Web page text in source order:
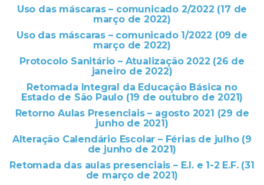
Uso das máscaras – comunicado 2/2022 (17 de
março de 2022)
Uso das máscaras – comunicado 1/2022 (09 de
março de 2022)
Protocolo Sanitário – Atualização 2022 (26 de
janeiro de 2022)
Retomada Integral da Educação Básica no
Estado de São Paulo (19 de outubro de 2021)
Retorno Aulas Presenciais – agosto 2021 (29 de
junho de 2021)
Alteração Calendário Escolar – Férias de julho (9
de junho de 2021)
Retomada das aulas presenciais – E.I. e 1-2 E.F. (31
de março de 2021)